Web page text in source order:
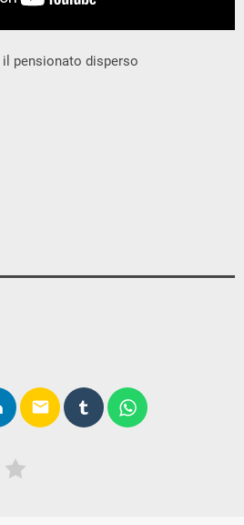
pensionato disperso
email